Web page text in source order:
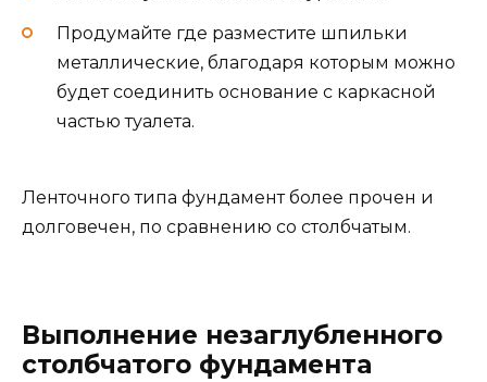
Продумайте где разместите шпильки
металлические, благодаря которым можно
будет соединить основание с каркасной
частью туалета.
Ленточного типа фундамент более прочен и
долговечен, по сравнению со столбчатым.
Выполнение незаглубленного
столбчатого фундамента